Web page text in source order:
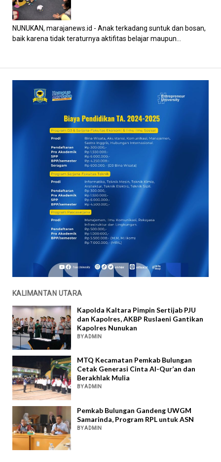
NUNUKAN, marajanews.id - Anak terkadang suntuk dan bosan,
baik karena tidak teraturnya aktifitas belajar maupun...
KALIMANTAN UTARA
Kapolda Kaltara Pimpin Sertijab PJU
dan Kapolres, AKBP Ruslaeni Gantikan
Kapolres Nunukan
BY ADMIN
MTQ Kecamatan Pemkab Bulungan
Cetak Generasi Cinta Al-Qur’an dan
Berakhlak Mulia
BY ADMIN
Pemkab Bulungan Gandeng UWGM
Samarinda, Program RPL untuk ASN
BY ADMIN